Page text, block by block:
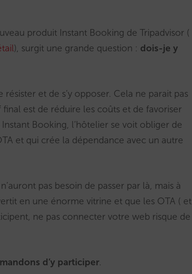
produit Instant Booking de Tripadvisor (
), surgit une grande question : dois-je y
et de s’y opposer. Cela ne parait pas
est de réduire les coûts et de favoriser
Booking, l’hôtelier se voit obliger de
et qui crée la dépendance avec un autre
pas besoin de passer par là, mais à
en une énorme vitrine et que les OTA ( et
ne pas connecter votre web risque de
d’y participer.